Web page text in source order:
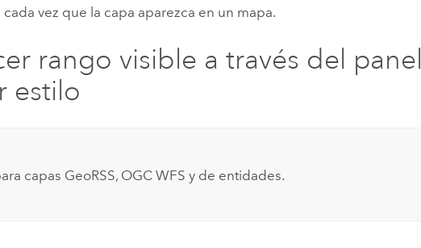
vez que la capa aparezca en un mapa.
rango visible a través del panel
estilo
capas GeoRSS, OGC WFS y de entidades.